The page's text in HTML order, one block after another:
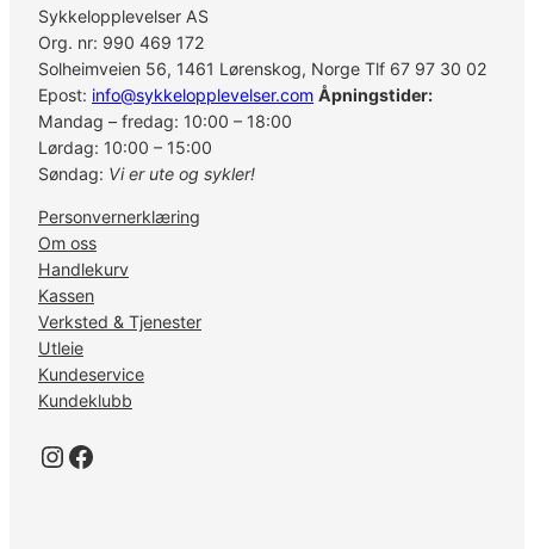
n
t
a
l
l
Sykkelopplevelser AS
Org. nr: 990 469 172
Solheimveien 56, 1461 Lørenskog, Norge Tlf 67 97 30 02
Epost: info@sykkelopplevelser.com Åpningstider:
Mandag – fredag: 10:00 – 18:00
Lørdag: 10:00 – 15:00
Søndag: Vi er ute og sykler!
Personvernerklæring
Om oss
Handlekurv
Kassen
Verksted & Tjenester
Utleie
Kundeservice
Kundeklubb
Instagram Facebook